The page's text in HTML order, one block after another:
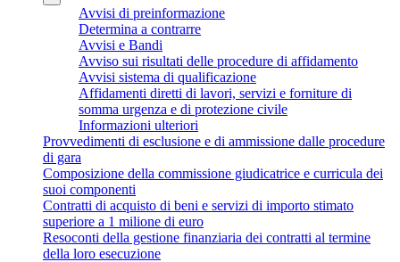
Avvisi di preinformazione
Determina a contrarre
Avvisi e Bandi
Avviso sui risultati delle procedure di affidamento
Avvisi sistema di qualificazione
Affidamenti diretti di lavori, servizi e forniture di
somma urgenza e di protezione civile
Informazioni ulteriori
Provvedimenti di esclusione e di ammissione dalle procedure
di gara
Composizione della commissione giudicatrice e curricula dei
suoi componenti
Contratti di acquisto di beni e servizi di importo stimato
superiore a 1 milione di euro
Resoconti della gestione finanziaria dei contratti al termine
della loro esecuzione